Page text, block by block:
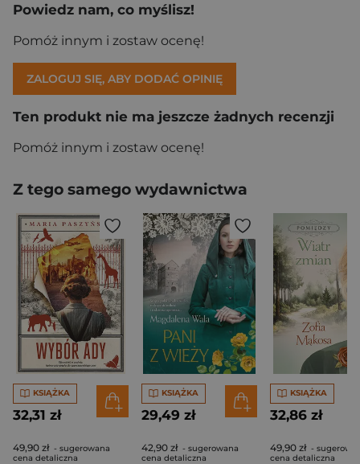
Powiedz nam, co myślisz!
Pomóż innym i zostaw ocenę!
ZALOGUJ SIĘ, ABY DODAĆ OPINIĘ
Ten produkt nie ma jeszcze żadnych recenzji
Pomóż innym i zostaw ocenę!
Z tego samego wydawnictwa
KSIĄŻKA
32,31 zł
49,90 zł - sugerowana
cena detaliczna
KSIĄŻKA
29,49 zł
42,90 zł - sugerowana
cena detaliczna
KSIĄŻKA
32,86 zł
49,90 zł -
cena detaliczna